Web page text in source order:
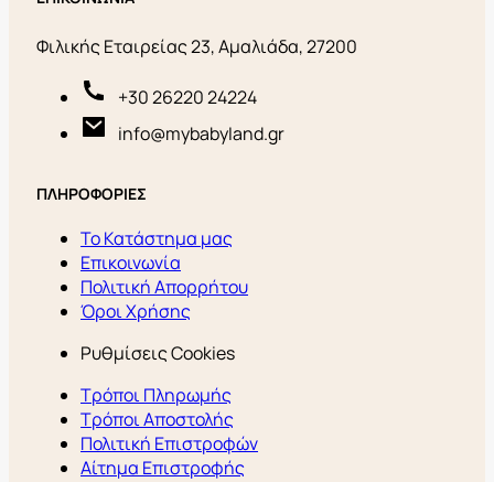
Φιλικής Εταιρείας 23, Αμαλιάδα, 27200
+30 26220 24224
info@mybabyland.gr
ΠΛΗΡΟΦΟΡΙΕΣ
Το Κατάστημα μας
Επικοινωνία
Πολιτική Απορρήτου
Όροι Χρήσης
Ρυθμίσεις Cookies
Τρόποι Πληρωμής
Τρόποι Αποστολής
Πολιτική Επιστροφών
Αίτημα Επιστροφής